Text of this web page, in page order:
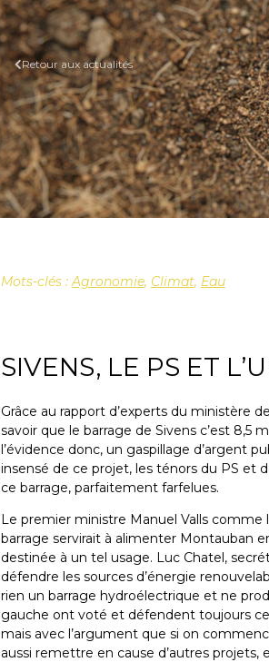
Retour aux actualités
Mots-clés :Agronomie, Climat, Eau
SIVENS, LE PS ET
Grâce au rapport d’experts du ministère
savoir que le barrage de Sivens c’est 8,5
l’évidence donc, un gaspillage d’argent
insensé de ce projet, les ténors du PS et
ce barrage, parfaitement farfelues.
Le premier ministre Manuel Valls
barrage servirait à alimenter Montauban
destinée à un tel usage. Luc Chatel,
défendre les sources d’énergie
rien un barrage hydroélectrique et ne
gauche ont voté et défendent toujours
mais avec l’argument que si on
aussi remettre en cause d’autres projets,